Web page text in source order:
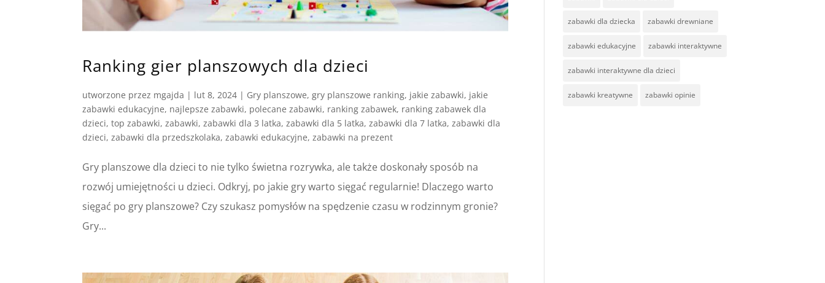
Ranking gier planszowych dla dzieci
utworzone przez mgajda | lut 8, 2024 | Gry planszowe,gry planszowe ranking, jakie zabawki, jakie
zabawki edukacyjne, najlepsze zabawki, polecane zabawki, ranking zabawek, ranking zabawek dla
dzieci,top zabawki,zabawki,zabawki dla 3 latka,zabawki dla 5 latka,zabawki dla 7 latka,zabawki dla
dzieci,zabawki dla przedszkolaka,zabawki edukacyjne,zabawki na prezent
Gry planszowe dla dzieci to nie tylko świetna rozrywka, ale także doskonały sposób na
rozwój umiejętności u dzieci. Odkryj, po jakie gry warto sięgać regularnie! Dlaczego warto
sięgać po gry planszowe? Czy szukasz pomysłów na spędzenie czasu w rodzinnym gronie?
Gry...
zabawki dla dziecka zabawki drewniane
zabawki edukacyjne zabawki interaktywne
zabawki interaktywne dla dzieci
zabawki kreatywne zabawki opinie